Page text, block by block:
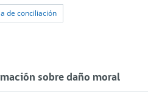
de conciliación
sobre daño moral